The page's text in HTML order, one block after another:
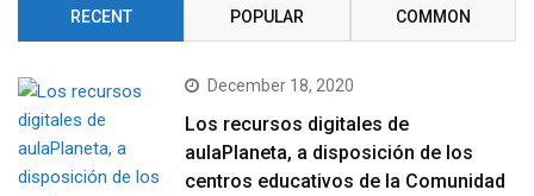
RECENT POPULAR COMMON
December 18, 2020
Los recursos digitales de
aulaPlaneta, a disposición de los
centros educativos de la Comunidad